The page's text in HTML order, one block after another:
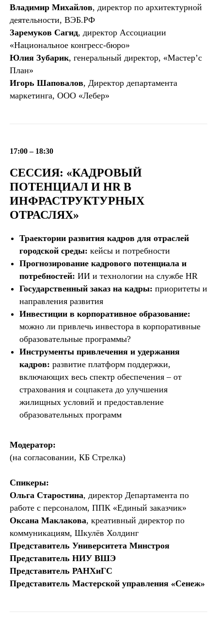
Владимир Михайлов, директор по архитектурной
деятельности, ВЭБ.РФ
Заремуков Сагид, директор Ассоциации
«Национальное конгресс-бюро»
Юлия Зубарик, генеральный директор, «Мастер’с
План»
Игорь Шаповалов, Директор департамента
маркетинга, ООО «Лебер»
17:00 – 18:30
СЕССИЯ: «КАДРОВЫЙ
ПОТЕНЦИАЛ И HR В
ИНФРАСТРУКТУРНЫХ
ОТРАСЛЯХ»
Траектории развития кадров для отраслей
городской среды: кейсы и потребности
Прогнозирование кадрового потенциала и
потребностей: ИИ и технологии на службе HR
Государственный заказ на кадры: приоритеты и
направления развития
Инвестиции в корпоративное образование:
можно ли привлечь инвестора в корпоративные
образовательные программы?
Инструменты привлечения и удержания
кадров: развитие платформ поддержки,
включающих весь спектр обеспечения – от
страхования и соцпакета до улучшения
жилищных условий и предоставление
образовательных программ
Модератор:
(на согласовании, КБ Стрелка)
Спикеры:
Ольга Старостина, директор Департамента по
работе с персоналом, ППК «Единый заказчик»
Оксана Маклакова, креативный директор по
коммуникациям, Шкулёв Холдинг
Представитель Университета Минстроя
Представитель НИУ ВШЭ
Представитель РАНХиГС
Представитель Мастерской управления «Сенеж»